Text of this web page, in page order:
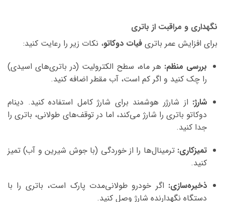
نگهداری و مراقبت از باتری
برای افزایش عمر باتری فیات دوکاتو، نکات زیر را رعایت کنید:
بررسی منظم: هر ماه، سطح الکترولیت (در باتری‌های اسیدی)
را چک کنید و اگر کم است، آب مقطر اضافه کنید.
شارژ: از شارژر هوشمند برای شارژ کامل استفاده کنید. دینام
دوکاتو باتری را شارژ می‌کند، اما در توقف‌های طولانی، باتری را
جدا کنید.
تمیزکاری: ترمینال‌ها را از خوردگی (با جوش شیرین و آب) تمیز
کنید.
ذخیره‌سازی: اگر خودرو طولانی‌مدت پارک است، باتری را با
دستگاه نگهدارنده شارژ وصل کنید.